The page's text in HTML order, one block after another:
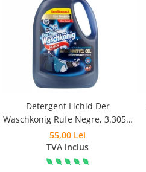
Detergent Lichid Der
Waschkonig Rufe Negre, 3.305L,
110 Spalari
55,00 Lei
TVA inclus